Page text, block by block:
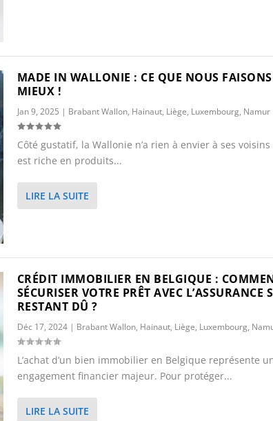
MADE IN WALLONIE : CE QUE NOUS
MIEUX !
Jan 9, 2025 | Brabant Wallon, Hainaut, Liège, Luxembourg, Namur
Côté gustatif, la Wallonie n’a rien à envier à ses
est riche en produits...
LIRE LA SUITE
CRÉDIT IMMOBILIER EN BELGIQUE :
SÉCURISER VOTRE PRÊT AVEC L’ASSURANCE
RESTANT DÛ ?
Déc 17, 2024| Brabant Wallon, Hainaut, Liège, Luxembourg,
L’achat d’un bien immobilier en Belgique représente
engagement financier majeur. Pour protéger...
LIRE LA SUITE